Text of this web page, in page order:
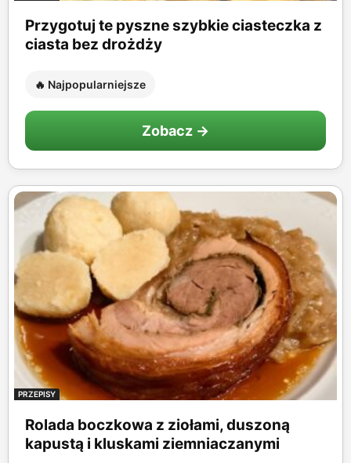
Przygotuj te pyszne szybkie ciasteczka z
ciasta bez drożdży
🔥 Najpopularniejsze
Zobacz →
PRZEPISY
Rolada boczkowa z ziołami, duszoną
kapustą i kluskami ziemniaczanymi